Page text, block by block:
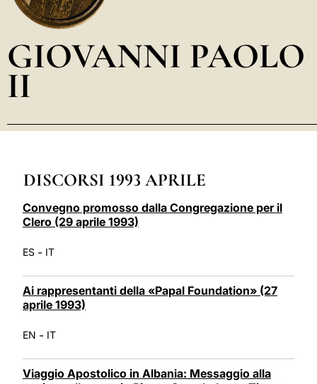
POLSKI
GIOVANNI PAOLO
II
DISCORSI 1993 APRILE
Convegno promosso dalla Congregazione per il
Clero (29 aprile 1993)
ES - IT
Ai rappresentanti della «Papal Foundation» (27
aprile 1993)
EN - IT
Viaggio Apostolico in Albania: Messaggio alla